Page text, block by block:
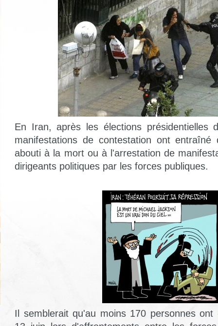
En Iran, après les élections présidentielles
manifestations de contestation ont entraîné
abouti à la mort ou à l'arrestation de
dirigeants politiques par les forces publiques.
Il semblerait qu'au moins 170 personnes ont